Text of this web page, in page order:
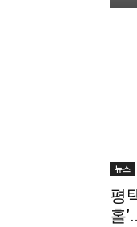
뉴스
평
홀